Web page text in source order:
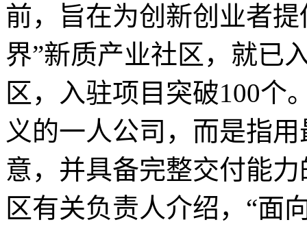
前，旨在为创新创业者
界”新质产业社区，就已
区，入驻项目突破100个
义的一人公司，而是指
意，并具备完整交付能
区有关负责人介绍，“面